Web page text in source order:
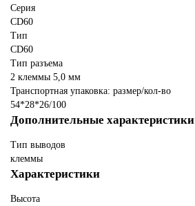
Серия
CD60
Тип
CD60
Тип разъема
2 клеммы 5,0 мм
Транспортная упаковка: размер/кол-во
54*28*26/100
Дополнительные характеристики
Тип выводов
клеммы
Характеристики
Высота